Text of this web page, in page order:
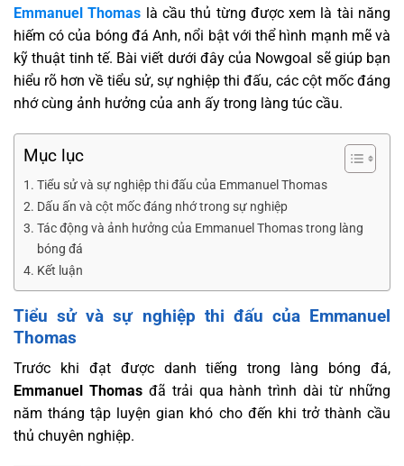
Emmanuel Thomas là cầu thủ từng được xem là tài năng
hiếm có của bóng đá Anh, nổi bật với thể hình mạnh mẽ và
kỹ thuật tinh tế. Bài viết dưới đây của Nowgoal sẽ giúp bạn
hiểu rõ hơn về tiểu sử, sự nghiệp thi đấu, các cột mốc đáng
nhớ cùng ảnh hưởng của anh ấy trong làng túc cầu.
Mục lục
Tiểu sử và sự nghiệp thi đấu của Emmanuel Thomas
Dấu ấn và cột mốc đáng nhớ trong sự nghiệp
Tác động và ảnh hưởng của Emmanuel Thomas trong làng
bóng đá
Kết luận
Tiểu sử và sự nghiệp thi đấu của Emmanuel
Thomas
Trước khi đạt được danh tiếng trong làng bóng đá,
Emmanuel Thomasđã trải qua hành trình dài từ những
năm tháng tập luyện gian khó cho đến khi trở thành cầu
thủ chuyên nghiệp.